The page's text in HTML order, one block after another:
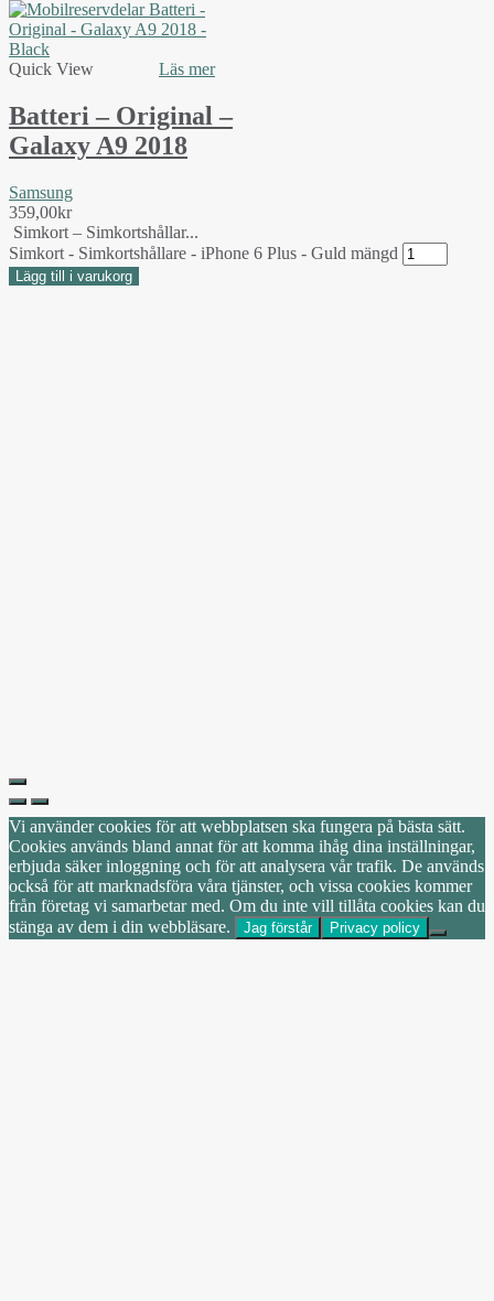
Quick View Läs mer
Batteri – Original –
Galaxy A9 2018
Samsung
359,00kr
Simkort – Simkortshållar...
Simkort - Simkortshållare - iPhone 6 Plus - Guld mängd
Lägg till i varukorg
Vi använder cookies för att webbplatsen ska fungera på bästa sätt.
Cookies används bland annat för att komma ihåg dina inställningar,
erbjuda säker inloggning och för att analysera vår trafik. De används
också för att marknadsföra våra tjänster, och vissa cookies kommer
från företag vi samarbetar med. Om du inte vill tillåta cookies kan du
stänga av dem i din webbläsare.
Jag förstår Privacy policy